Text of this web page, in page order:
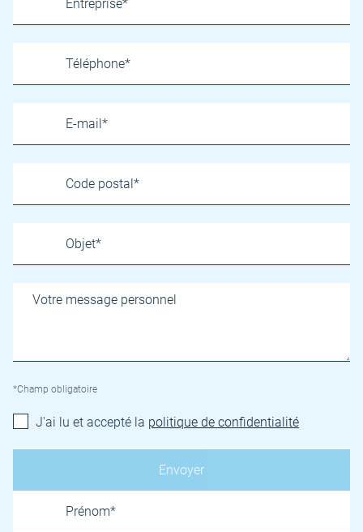
*Champ obligatoire
J'ai lu et accepté la politique de confidentialité